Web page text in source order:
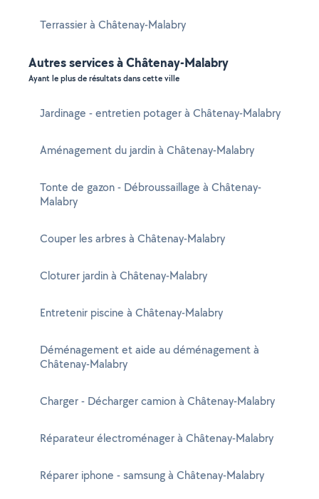
Terrassier à Châtenay-Malabry
Autres services à Châtenay-Malabry
Ayant le plus de résultats dans cette ville
Jardinage - entretien potager à Châtenay-Malabry
Aménagement du jardin à Châtenay-Malabry
Tonte de gazon - Débroussaillage à Châtenay-
Malabry
Couper les arbres à Châtenay-Malabry
Cloturer jardin à Châtenay-Malabry
Entretenir piscine à Châtenay-Malabry
Déménagement et aide au déménagement à
Châtenay-Malabry
Charger - Décharger camion à Châtenay-Malabry
Réparateur électroménager à Châtenay-Malabry
Réparer iphone - samsung à Châtenay-Malabry